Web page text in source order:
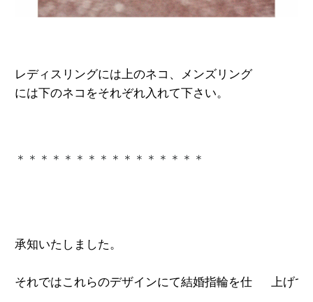
レディスリングには上のネコ、メンズリング
には下のネコをそれぞれ入れて下さい。
＊＊＊＊＊＊＊＊＊＊＊＊＊＊＊＊
承知いたしました。
それではこれらのデザインにて結婚指輪を仕 　上げて